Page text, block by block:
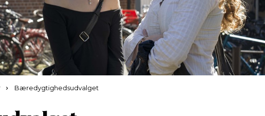
Bæredygtighedsudvalget